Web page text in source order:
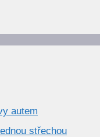
autem
střechou